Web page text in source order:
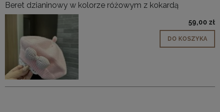
Beret dzianinowy w kolorze różowym z kokardą
59,00 zł
DO KOSZYKA